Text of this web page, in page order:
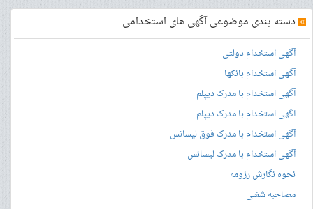
» دسته بندی موضوعی آگهی های استخدامی
آگهی استخدام دولتی
آگهی استخدام بانکها
آگهی استخدام با مدرک دیپلم
آگهی استخدام با مدرک دیپلم
آگهی استخدام با مدرک فوق لیسانس
آگهی استخدام با مدرک لیسانس
نحوه نگارش رزومه
مصاحبه شغلی